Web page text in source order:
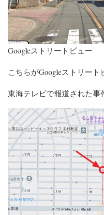
Googleストリートビュー
こちらがGoogleストリート
東海テレビで報道された事